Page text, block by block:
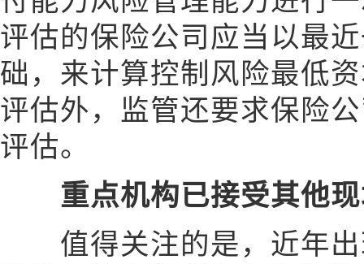
评估的保险公司应当以最
础，来计算控制风险最低
评估外，监管还要求保险
评估。
重点机构已接受其他
值得关注的是，近年出